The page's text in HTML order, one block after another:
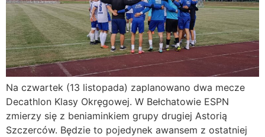
Na czwartek (13 listopada) zaplanowano dwa mecze
Decathlon Klasy Okręgowej. W Bełchatowie ESPN
zmierzy się z beniaminkiem grupy drugiej Astorią
Szczerców. Będzie to pojedynek awansem z ostatniej